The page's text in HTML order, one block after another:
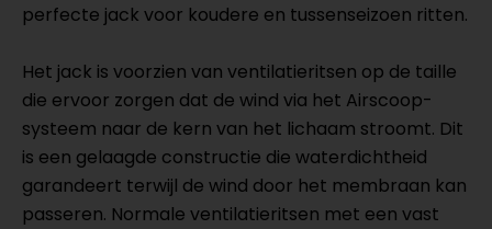
perfecte jack voor koudere en tussenseizoen ritten.
Het jack is voorzien van ventilatieritsen op de taille
die ervoor zorgen dat de wind via het Airscoop-
systeem naar de kern van het lichaam stroomt. Dit
is een gelaagde constructie die waterdichtheid
garandeert terwijl de wind door het membraan kan
passeren. Normale ventilatieritsen met een vast